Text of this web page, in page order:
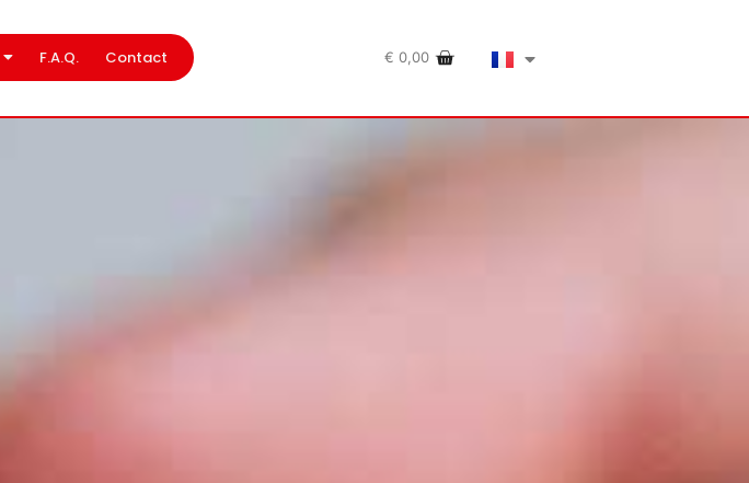
F.A.Q. Contact € 0,00